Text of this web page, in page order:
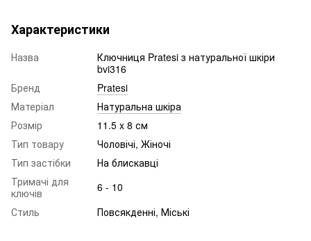
Характеристики
Назва
Ключниця Pratesi з натуральної шкіри
bvi316
Бренд
Pratesi
Матеріал
Натуральна шкіра
Розмір
11.5 x 8 см
Тип товару
Чоловічі, Жіночі
Тип застібки
На блискавці
Тримачі для
ключів
6 - 10
Стиль
Повсякденні, Міські